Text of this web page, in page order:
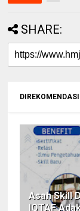
SHARE:
Asah Skill
IQTAF